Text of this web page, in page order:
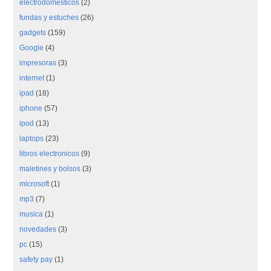
electrodomesticos (2)
fundas y estuches (26)
gadgets (159)
Google (4)
impresoras (3)
internet(1)
ipad (18)
iphone (57)
ipod (13)
laptops (23)
libros electronicos (9)
maletines y bolsos (3)
microsoft(1)
mp3 (7)
musica (1)
novedades (3)
pc (15)
safety pay (1)